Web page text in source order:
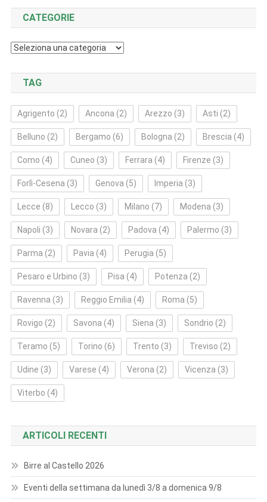
CATEGORIE
Categorie
TAG
Agrigento (2) Ancona (2) Arezzo (3) Asti (2)
Belluno (2) Bergamo (6) Bologna (2) Brescia (4)
Como (4) Cuneo (3) Ferrara (4) Firenze (3)
Forlì‑Cesena (3) Genova (5) Imperia (3)
Lecce (8) Lecco (3) Milano (7) Modena (3)
Napoli (3) Novara (2) Padova (4) Palermo (3)
Parma (2) Pavia (4) Perugia (5)
Pesaro e Urbino (3) Pisa (4) Potenza (2)
Ravenna (3) Reggio Emilia (4) Roma (5)
Rovigo (2) Savona (4) Siena (3) Sondrio (2)
Teramo (5) Torino (6) Trento (3) Treviso (2)
Udine (3) Varese (4) Verona (2) Vicenza (3)
Viterbo (4)
ARTICOLI RECENTI
Birre al Castello 2026
Eventi della settimana da lunedì 3/8 a domenica 9/8